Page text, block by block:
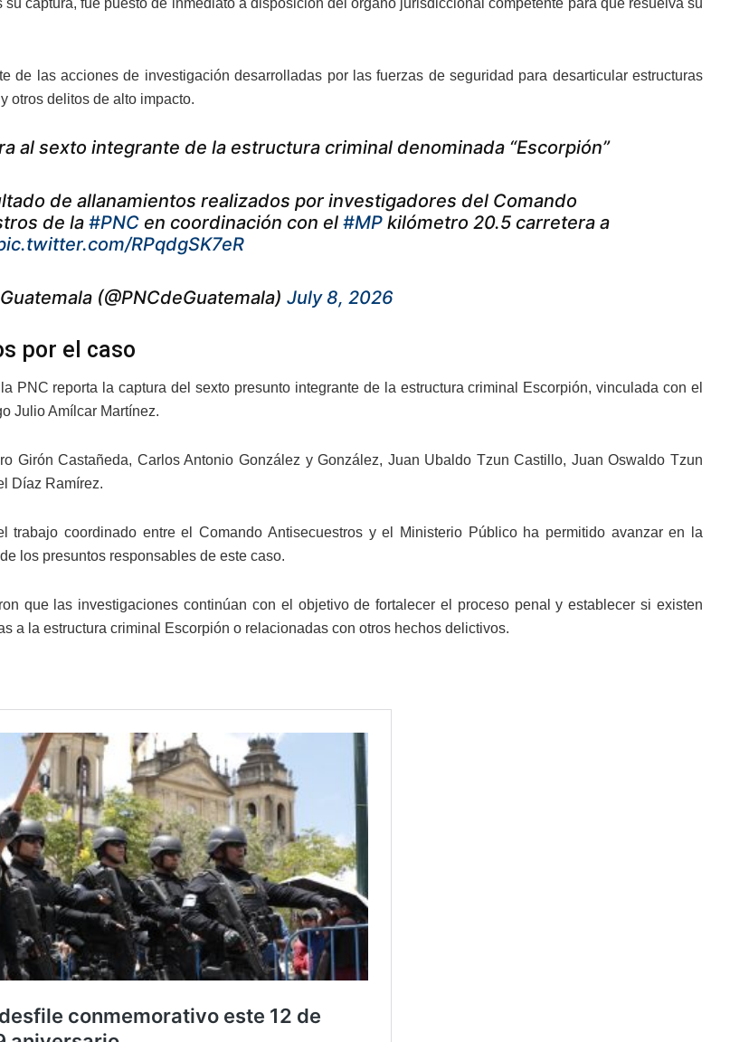
de las acciones de investigación desarrolladas por las fuerzas de seguridad para desarticular estructuras
otros delitos de alto impacto.
al sexto integrante de la estructura criminal denominada “Escorpión”
de allanamientos realizados por investigadores del Comando
de la #PNC en coordinación con el #MP kilómetro 20.5 carretera a
RPqdgSK7eR
(@PNCdeGuatemala) July 8, 2026
por el caso
PNC reporta la captura del sexto presunto integrante de la estructura criminal Escorpión, vinculada con el
Julio Amílcar Martínez.
Girón Castañeda, Carlos Antonio González y González, Juan Ubaldo Tzun Castillo, Juan Oswaldo Tzun
Díaz Ramírez.
trabajo coordinado entre el Comando Antisecuestros y el Ministerio Público ha permitido avanzar en la
los presuntos responsables de este caso.
que las investigaciones continúan con el objetivo de fortalecer el proceso penal y establecer si existen
a la estructura criminal Escorpión o relacionadas con otros hechos delictivos.